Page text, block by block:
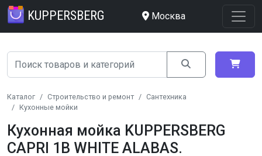
KUPPERSBERG Москва
Каталог Строительство и ремонт
Сантехника
Кухонные мойки
Кухонная мойка KUPPERSBERG
CAPRI 1B WHITE ALABAS.